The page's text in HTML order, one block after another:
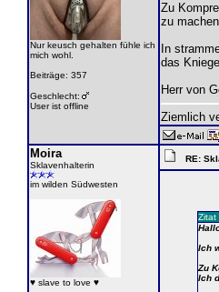
Nur keusch gehalten fühle ich
mich wohl.
Beiträge: 357
Geschlecht:
User ist offline
Zu
zu
In
das
Herr von
Ziemlich
Moira
Sklavenhalterin
im wilden Südwesten
♥ slave to love ♥
RE:
Zitat
Ich
Zu
Ich